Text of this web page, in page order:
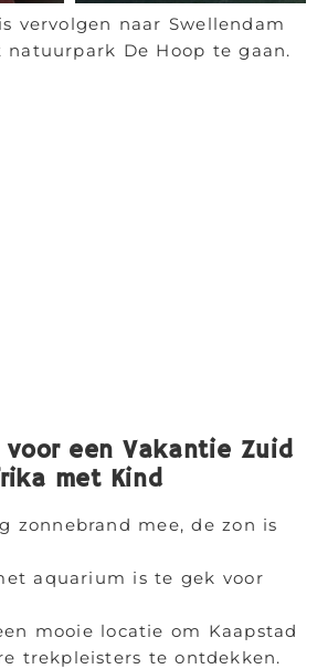
vervolgen naar Swellendam
De Hoop te gaan.
voor een Vakantie Zuid
met Kind
zonnebrand mee, de zon is
aquarium is te gek voor
mooie locatie om Kaapstad
trekpleisters te ontdekken.